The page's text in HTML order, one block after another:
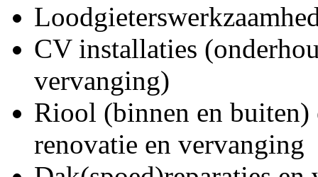
CV installaties
vervanging)
Riool (binnen en buiten)
renovatie en vervanging